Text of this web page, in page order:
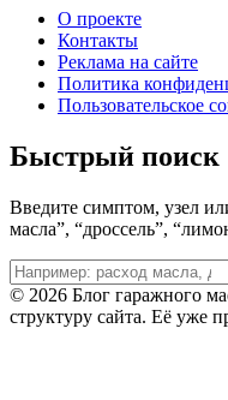
О проекте
Контакты
Реклама на сайте
Политика
Пользовательское
Быстрый поиск
Введите симптом, узел
масла”, “дроссель”,
Поиск
© 2026 Блог гаражного
структуру сайта. Её уже